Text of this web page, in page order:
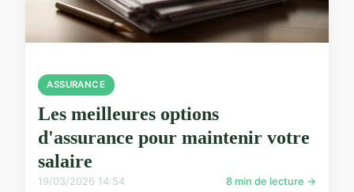
ASSURANCE
Les meilleures options
d'assurance pour maintenir votre
salaire
19/03/2026 14:54 8 min de lecture →